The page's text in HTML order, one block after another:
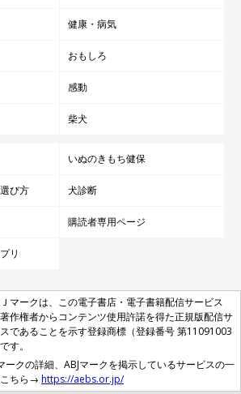
健康・病気
おもしろ
感動
柴犬
いぬのきもち健保
び方 犬診断
購読者専用ページ
リ
マークは、この電子書店・電子書籍配信サービス
作権者からコンテンツ使用許諾を得た正規版配信サ
であることを示す登録商標（登録番号 第11091003
す。
ークの詳細、ABJマークを掲示しているサービスの一
ちら→ https://aebs.or.jp/